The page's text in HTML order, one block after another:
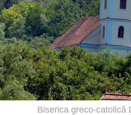
Biserica greco-catolică